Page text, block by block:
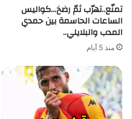
تمنّع..تهرّب ثمّ رضخ…كواليس
الساعات الحاسمة بين حمدي
المدب والبلايلي..
منذ 5 أيام